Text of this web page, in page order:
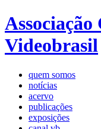
Videobrasil
quem somos
notícias
acervo
publicações
exposições